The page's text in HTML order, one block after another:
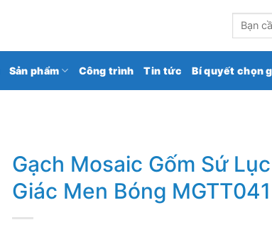
Tìm
kiếm:
Sản phẩm Công trình Tin tức Bí quyết chọn
Gạch Mosaic Gốm Sứ Lục
Giác Men Bóng MGTT041